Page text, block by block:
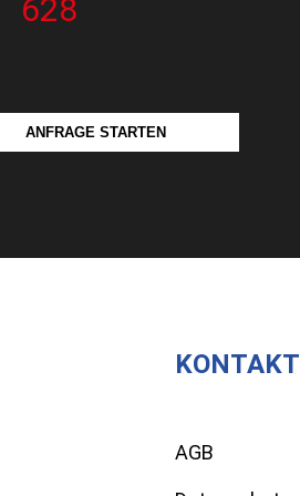
628
ANFRAGE STARTEN
KONTAKT
AGB